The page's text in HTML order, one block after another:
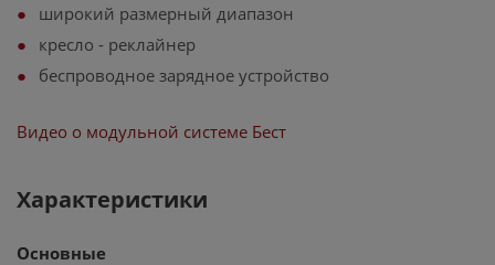
широкий размерный диапазон
кресло - реклайнер
беспроводное зарядное устройство
Видео о модульной системе Бест
Характеристики
Основные